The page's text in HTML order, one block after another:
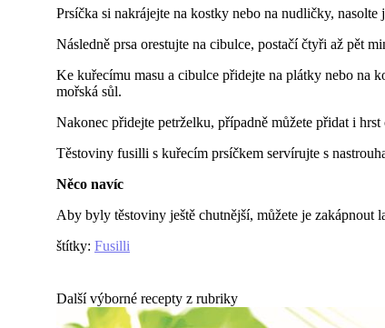
Prsíčka si nakrájejte na kostky nebo na nudličky,
Následně prsa orestujte na cibulce, postačí čtyři až pět
Ke kuřecímu masu a cibulce přidejte na plátky nebo na
mořská sůl.
Nakonec přidejte petrželku, případně můžete přidat i
Těstoviny fusilli s kuřecím prsíčkem servírujte s
Něco navíc
Aby byly těstoviny ještě chutnější, můžete je zakápnout
štítky: Fusilli
Další výborné recepty z rubriky